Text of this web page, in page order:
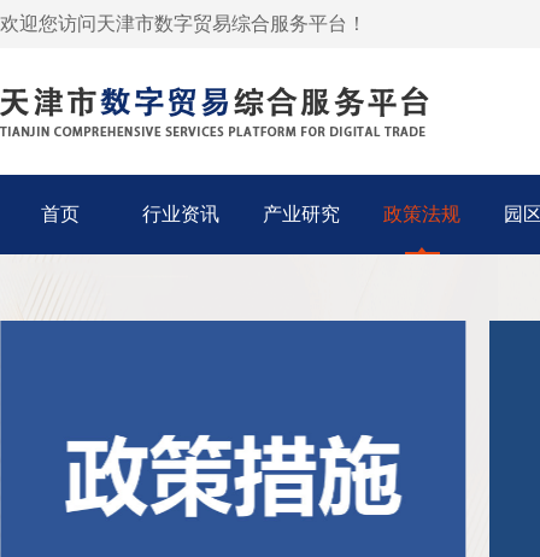
欢迎您访问天津市数字贸易综合服务平台！
首页 行业资讯 产业研究 政策法规 园